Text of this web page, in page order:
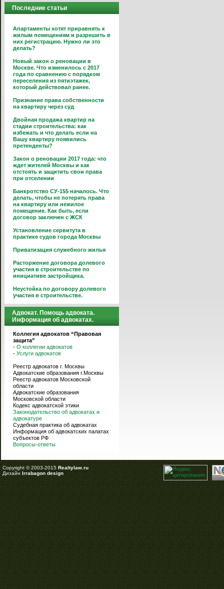
Последние статьи
Апартаменты хотят приравнять к
жилым помещениям и разрешить в
них регистрацию. Нужно ли это
делать?
Новый закон о реновации в
Москве. Что изменилось с 2017
года по сравнению с порядком
переселения из пятиэтажек,
который действовал ранее.
Признание права собственности
на квартиру через суд
Двойная продажа квартир на
стадии строительства: как
избежать и что делать если на
Вашу квартиру появились
претенденты?
Закон о реновации 2017 года: что
ждет жителей Москвы и как
отстоять и защитить свои права
при отселении
Банкротство СУ-155 началось. Что
делать, чтобы не потерять права
на квартиру или нежилое
помещение. Как быть, если
договор заключен с ЖСК
Установление сервитута в
практике судов города Москвы
Приватизация служебного жилья
Расторжение договора долевого
участия в строительстве по
инициативе застройщика.
Неустойка по договору долевого
участия в строительстве.
Адвокат. Помощь адвоката.
Информация об адвокатах.
Коллегия адвокатов “Правовая
защита”
- О коллегии адвокатов
- Услуги адвокатов
Реестр адвокатов г. Москвы
Адвокатские образования г.Москвы
Реестр адвокатов Московской
области
Адвокатские образования
Московской области
Кодекс адвокатской этики
Законодательство об адвокатах и
адвокатуре
Судебная практика об адвокатах
Информация об адвокатских палатах
субъектов РФ
Вопросы-ответы
Copyright © 2003-2015 Realtylaw.ru
Дизайн Irrabagon design